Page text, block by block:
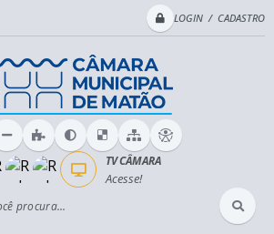
LOGIN / CADASTRO
procura...
TV CÂMARA
Acesse!